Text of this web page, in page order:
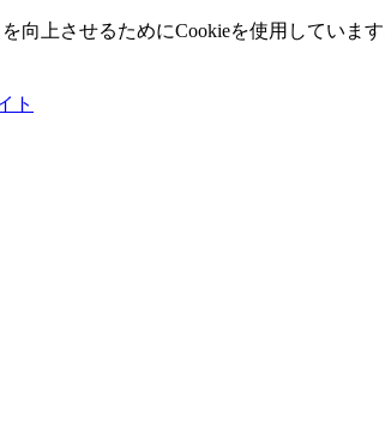
向上させるためにCookieを使用していま
ト